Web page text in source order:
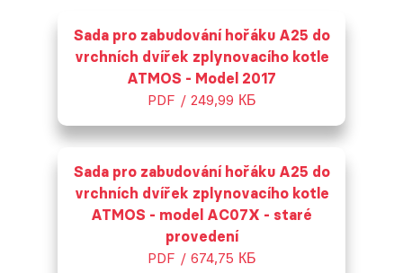
Sada pro zabudování hořáku A25 do
vrchních dvířek zplynovacího kotle
ATMOS - Model 2017
PDF / 249,99 КБ
Sada pro zabudování hořáku A25 do
vrchních dvířek zplynovacího kotle
ATMOS - model AC07X - staré
provedení
PDF / 674,75 КБ